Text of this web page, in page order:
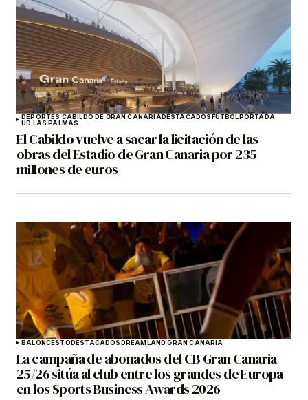
DEPORTES CABILDO DE GRAN CANARIADESTACADOSFÚTBOLPORTADA
UD LAS PALMAS
El Cabildo vuelve a sacar la licitación de las
obras del Estadio de Gran Canaria por 235
millones de euros
BALONCESTODESTACADOSDREAMLAND GRAN CANARIA
La campaña de abonados del CB Gran Canaria
25/26 sitúa al club entre los grandes de Europa
en los Sports Business Awards 2026